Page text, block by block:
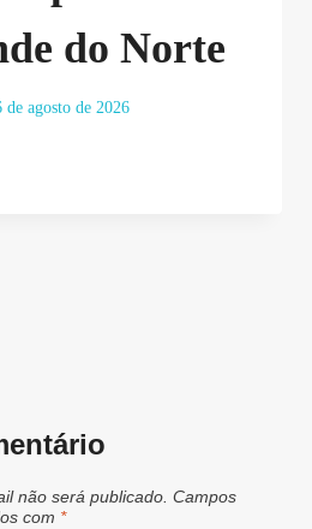
do Norte
de agosto de 2026
não será publicado. Campos
com *